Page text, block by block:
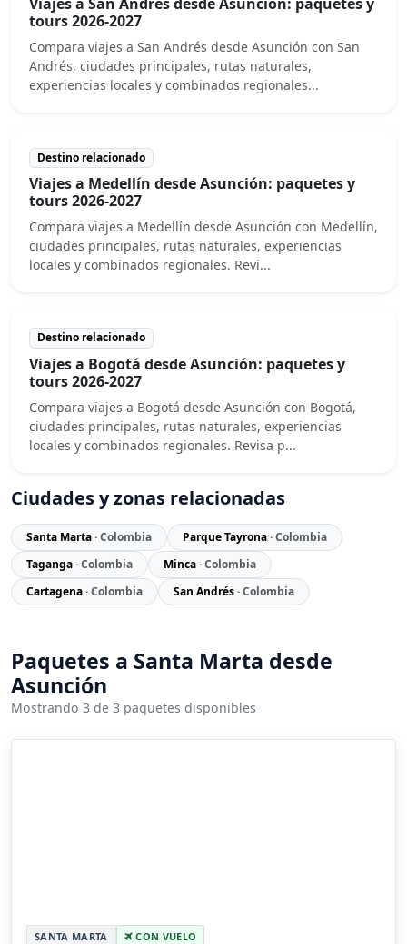
tours 2026-2027
Compara viajes a San Andrés desde Asunción con San
Andrés, ciudades principales, rutas naturales,
experiencias locales y combinados regionales...
Destino relacionado
Viajes a Medellín desde Asunción: paquetes y
tours 2026-2027
Compara viajes a Medellín desde Asunción con Medellín,
ciudades principales, rutas naturales, experiencias
locales y combinados regionales. Revi...
Destino relacionado
Viajes a Bogotá desde Asunción: paquetes y
tours 2026-2027
Compara viajes a Bogotá desde Asunción con Bogotá,
ciudades principales, rutas naturales, experiencias
locales y combinados regionales. Revisa p...
Ciudades y zonas relacionadas
Santa Marta· Colombia Parque Tayrona· Colombia
Taganga· Colombia Minca· Colombia
Cartagena· Colombia San Andrés· Colombia
Paquetes a Santa Marta desde
Asunción
Mostrando 3 de 3 paquetes disponibles
SANTA MARTA CON VUELO